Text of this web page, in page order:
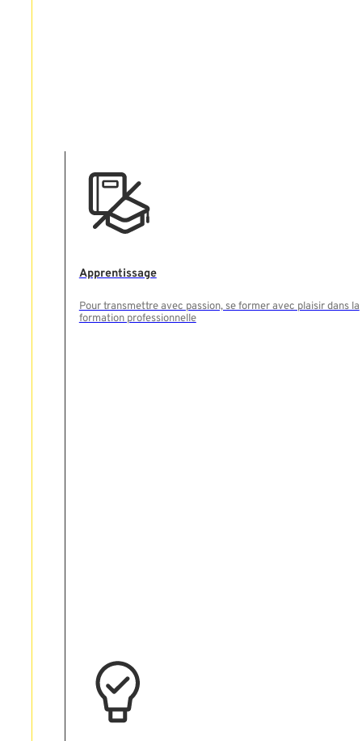
Apprentissage
Pour transmettre avec passion, se former avec plaisir dans la
formation professionnelle